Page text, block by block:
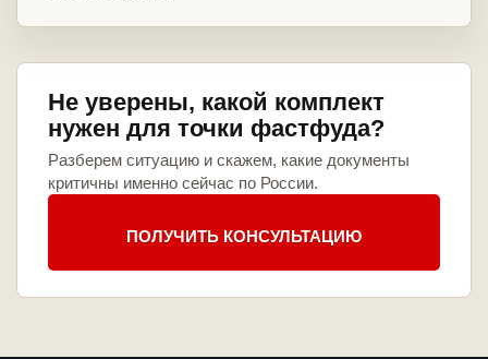
Не уверены, какой комплект
нужен для точки фастфуда?
Разберем ситуацию и скажем, какие документы
критичны именно сейчас по России.
ПОЛУЧИТЬ КОНСУЛЬТАЦИЮ